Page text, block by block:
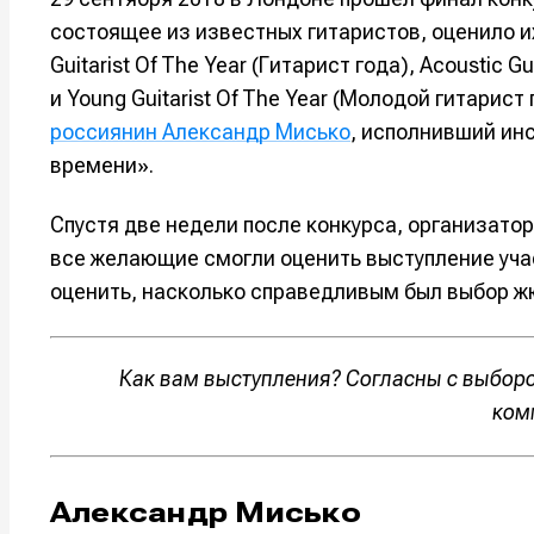
Например,
Нажимая на
обработки
Например,
Нажимая на
обработки
Например,
Нажимая на
обработки
Например,
Нажимая на
обработки
состоящее из известных гитаристов, оценило
Guitarist Of The Year (Гитарист года), Acoustic
и Young Guitarist Of The Year (Молодой
россиянин Александр Мисько, исполнивший
времени».
Спустя две недели после конкурса,
все желающие смогли оценить выступление
оценить, насколько справедливым был выбор
Как вам выступления? Согласны с
Александр Мисько